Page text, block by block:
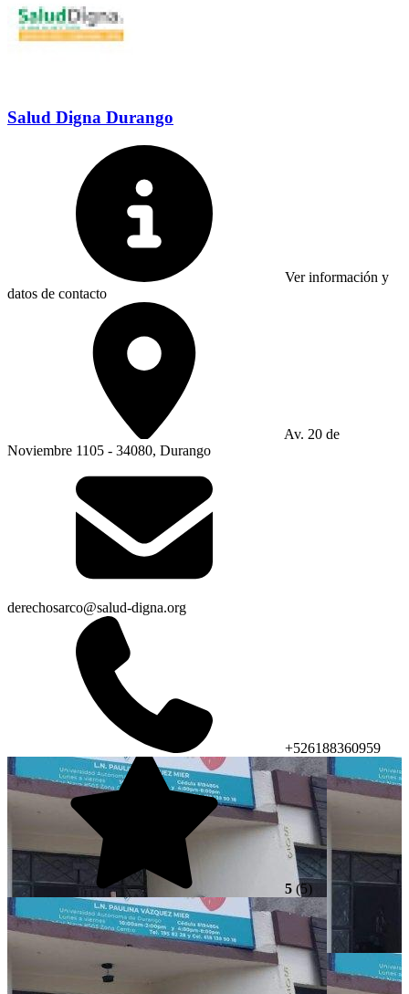
Salud Digna Durango
Ver información y
datos de contacto
Av. 20 de
Noviembre 1105 - 34080, Durango
derechosarco@salud-digna.org
+526188360959
5 (5)